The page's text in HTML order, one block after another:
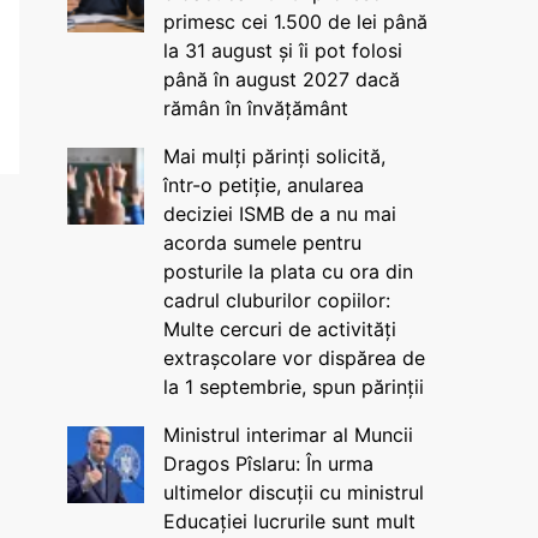
primesc cei 1.500 de lei până
la 31 august și îi pot folosi
până în august 2027 dacă
rămân în învățământ
Mai mulți părinți solicită,
într-o petiție, anularea
deciziei ISMB de a nu mai
acorda sumele pentru
posturile la plata cu ora din
cadrul cluburilor copiilor:
Multe cercuri de activități
extrașcolare vor dispărea de
la 1 septembrie, spun părinții
Ministrul interimar al Muncii
Dragos Pîslaru: În urma
ultimelor discuții cu ministrul
Educației lucrurile sunt mult